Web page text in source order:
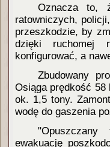
Oznacza to,
ratowniczych,
przeszkodzie, by
dzięki ruchomej
konfigurować, a
Zbudowany
Osiąga prędkość
ok. 1,5 tony.
wodę do gaszenia
ewakuację